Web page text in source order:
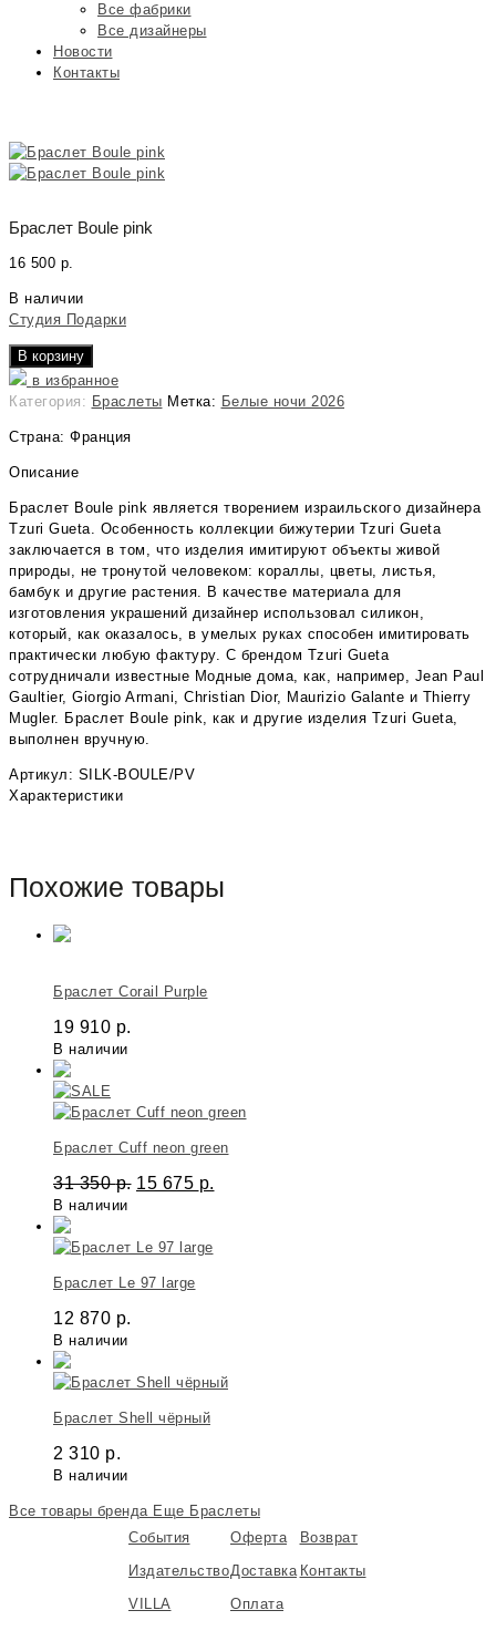
Все фабрики
Все дизайнеры
Новости
Контакты
Браслет Boule pink
16 500 р.
В наличии
Студия Подарки
В корзину
в избранное
Категория: Браслеты Метка: Белые ночи 2026
Страна: Франция
Описание
Браслет Boule pink является творением израильского дизайнера
Tzuri Gueta. Особенность коллекции бижутерии Tzuri Gueta
заключается в том, что изделия имитируют объекты живой
природы, не тронутой человеком: кораллы, цветы, листья,
бамбук и другие растения. В качестве материала для
изготовления украшений дизайнер использовал силикон,
который, как оказалось, в умелых руках способен имитировать
практически любую фактуру. С брендом Tzuri Gueta
сотрудничали известные Модные дома, как, например, Jean Paul
Gaultier, Giorgio Armani, Christian Dior, Maurizio Galante и Thierry
Mugler. Браслет Boule pink, как и другие изделия Tzuri Gueta,
выполнен вручную.
Артикул: SILK-BOULE/PV
Характеристики
Похожие товары
Браслет Corail Purple
19 910 р.
В наличии
Браслет Cuff neon green
31 350р. 15 675 р.
В наличии
Браслет Le 97 large
12 870 р.
В наличии
Браслет Shell чёрный
2 310 р.
В наличии
Все товары бренда Еще Браслеты
События
Издательство
VILLA
Оферта
Доставка
Оплата
Возврат
Контакты